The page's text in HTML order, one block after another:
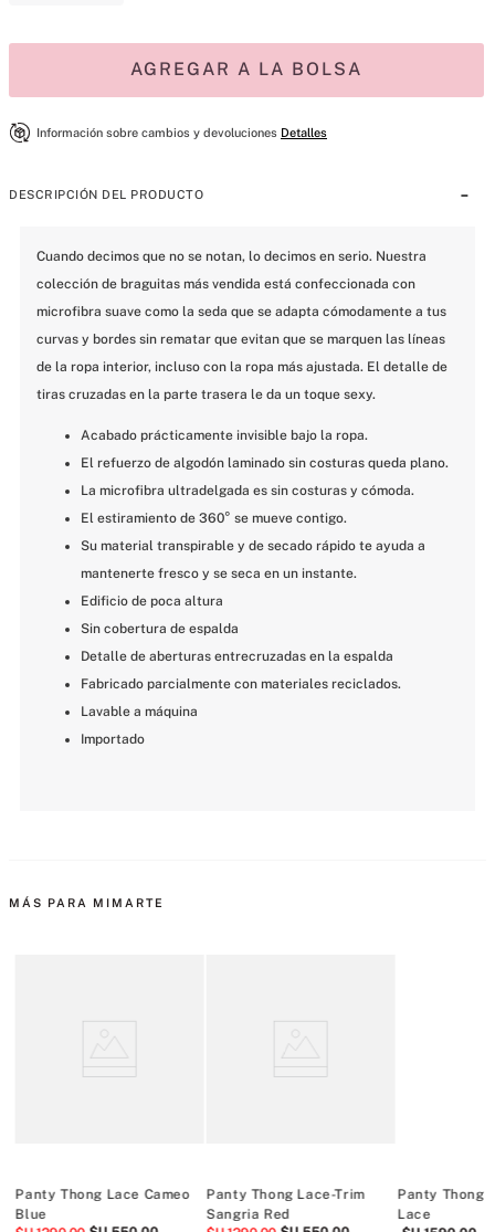
AGREGAR A LA BOLSA
Información sobre cambios y devoluciones Detalles
DESCRIPCIÓN DEL PRODUCTO
Cuando decimos que no se notan, lo decimos en serio. Nuestra
colección de braguitas más vendida está confeccionada con
microfibra suave como la seda que se adapta cómodamente a tus
curvas y bordes sin rematar que evitan que se marquen las líneas
de la ropa interior, incluso con la ropa más ajustada. El detalle de
tiras cruzadas en la parte trasera le da un toque sexy.
Acabado prácticamente invisible bajo la ropa.
El refuerzo de algodón laminado sin costuras queda plano.
La microfibra ultradelgada es sin costuras y cómoda.
El estiramiento de 360° se mueve contigo.
Su material transpirable y de secado rápido te ayuda a
mantenerte fresco y se seca en un instante.
Edificio de poca altura
Sin cobertura de espalda
Detalle de aberturas entrecruzadas en la espalda
Fabricado parcialmente con materiales reciclados.
Lavable a máquina
Importado
MÁS PARA MIMARTE
Panty Thong Lace Cameo
Blue
Panty Thong Lace-Trim
Sangria Red
Panty Thong
Lace